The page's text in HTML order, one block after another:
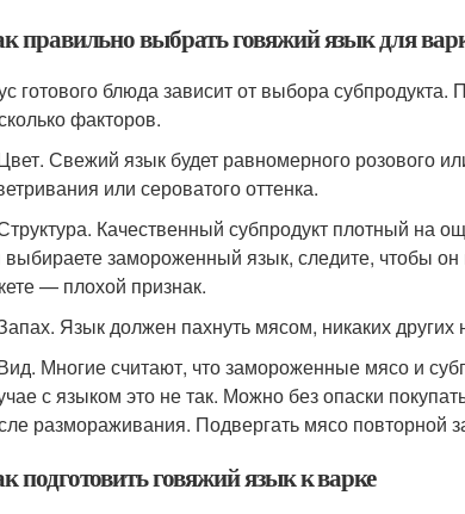
правильно выбрать говяжий язык для
готового блюда зависит от выбора
факторов.
Свежий язык будет равномерного розового
или сероватого оттенка.
Качественный субпродукт плотный на
замороженный язык, следите, чтобы
— плохой признак.
Язык должен пахнуть мясом, никаких
Многие считают, что замороженные мясо и
с языком это не так. Можно без опаски
размораживания. Подвергать мясо повторной
подготовить говяжий язык к варке